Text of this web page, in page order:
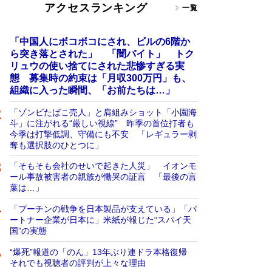
アクセスランキング 一覧
「中国人にボコボコにされ、ビルの6階か
ら突き落とされた」 「闇バイト」 トク
リュウの使い捨てにされた悲惨すぎる実
態 募集時の約束は「月収300万円」も、
組織に入った瞬間、「お前たちは…」
「ゾンビたばこ売人」と肩組みショット「小園海
斗」に注がれる“厳しい視線” 昨季の首位打者も
今季は打撃低調、守備にも不安 「レギュラー剥
奪も選択肢のひとつに」
「そもそも会社のせいで起きた人災」 イオンモ
ール事故被害者の親族が慟哭の証言 「最後の言
葉は…」
「プーチンの戦争を日本製品が支えている」「パ
ートナー企業が日本に」米紙が報じた“スパイ天
国”の実態
“爆死”報道の「のん」13年ぶり連ドラ本格復帰
それでも視聴者の評判が上々な理由